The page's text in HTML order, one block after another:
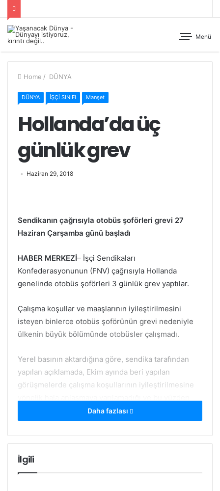
Menü
Home / DÜNYA
DÜNYA İŞÇİ SINIFI Manşet
Hollanda’da üç
günlük grev
Haziran 29, 2018
Sendikanın çağrısıyla otobüs şoförleri grevi 27
Haziran Çarşamba günü başladı
HABER MERKEZİ– İşçi Sendikaları
Konfederasyonunun (FNV) çağrısıyla Hollanda
genelinde otobüs şoförleri 3 günlük grev yaptılar.
Çalışma koşullar ve maaşlarının iyileştirilmesini
isteyen binlerce otobüs şoförünün grevi nedeniyle
ülkenin büyük bölümünde otobüsler çalışmadı.
Yerel basının aktardığına göre, sendika tarafından
yapılan açıklamada, Ekim ayında beri yapılan
görüşmelerde çalışma koşullarının iyileştirilmesine
grev kararı alındığı ifade edildi.
Amsterdam, Rotterdam ve Lahey’de şehir içi otobüs
nedeniyle greve katılmadı.
Daha fazlası
İlgili